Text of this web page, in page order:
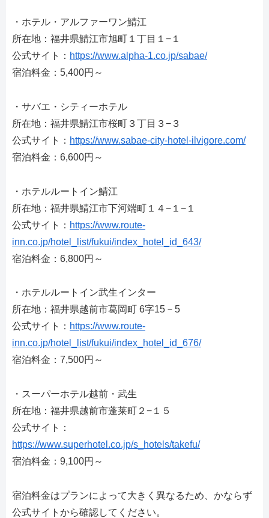
・ホテル・アルファーワン鯖江
所在地：福井県鯖江市旭町１丁目１−１
公式サイト： https://www.alpha-1.co.jp/sabae/
宿泊料金：5,400円～
・サバエ・シティーホテル
所在地：福井県鯖江市桜町３丁目３−３
公式サイト： https://www.sabae-city-hotel-ilvigore.com/
宿泊料金：6,600円～
・ホテルルートイン鯖江
所在地：福井県鯖江市下河端町１４−１−１
公式サイト： https://www.route-
inn.co.jp/hotel_list/fukui/index_hotel_id_643/
宿泊料金：6,800円～
・ホテルルートイン武生インター
所在地：福井県越前市葛岡町 6字15－5
公式サイト： https://www.route-
inn.co.jp/hotel_list/fukui/index_hotel_id_676/
宿泊料金：7,500円～
・スーパーホテル越前・武生
所在地：福井県越前市蓬莱町２−１５
公式サイト：
https://www.superhotel.co.jp/s_hotels/takefu/
宿泊料金：9,100円～
宿泊料金はプランによって大きく異なるため、かならず
公式サイトから確認してください。